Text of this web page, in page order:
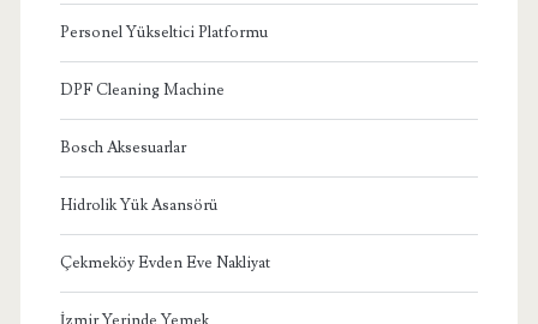
Personel Yükseltici Platformu
DPF Cleaning Machine
Bosch Aksesuarlar
Hidrolik Yük Asansörü
Çekmeköy Evden Eve Nakliyat
İzmir Yerinde Yemek